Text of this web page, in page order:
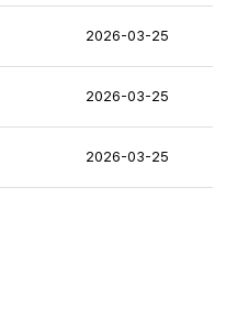
2026-03-25
2026-03-25
2026-03-25